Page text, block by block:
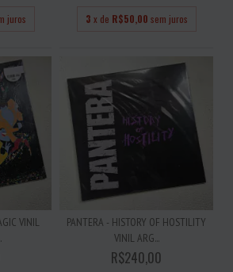
juros 3 x de R$50,00 sem juros
VINIL
PANTERA - HISTORY OF HOSTILITY
VINIL ARG...
R$240,00